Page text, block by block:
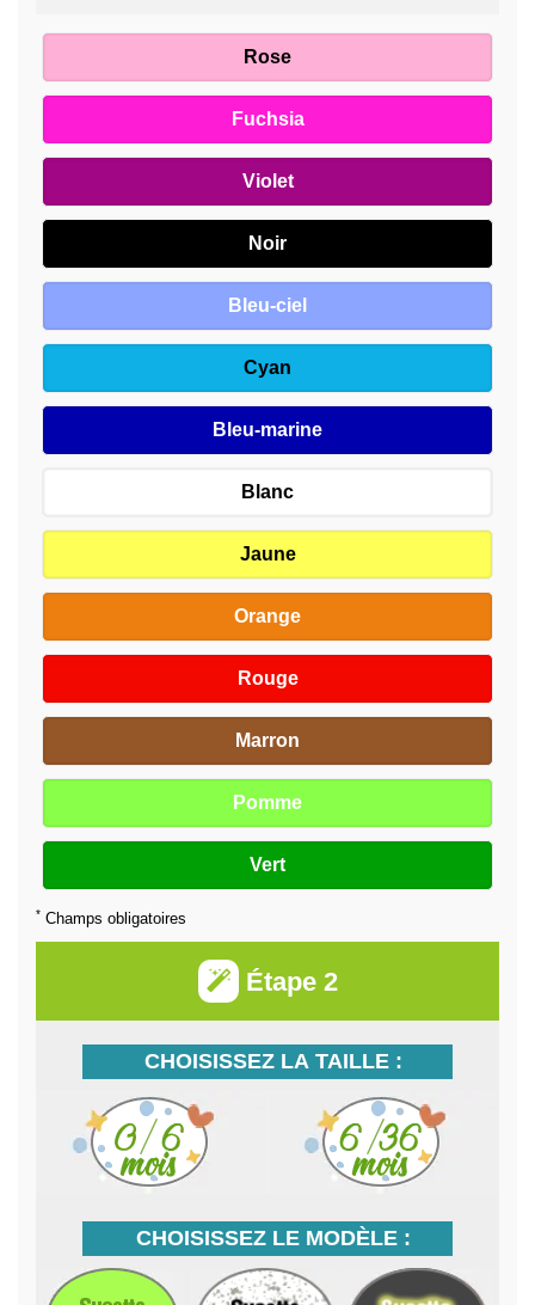
Rose
Fuchsia
Violet
Noir
Bleu-ciel
Cyan
Bleu-marine
Blanc
Jaune
Orange
Rouge
Marron
Pomme
Vert
* Champs obligatoires
Étape 2
CHOISISSEZ LA TAILLE :
CHOISISSEZ LE MODÈLE :